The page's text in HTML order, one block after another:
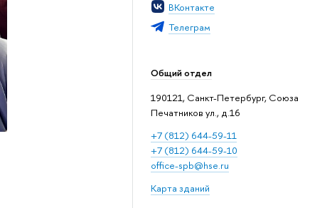
ВКонтакте
Телеграм
Общий отдел
190121, Санкт-Петербург, Союза
Печатников ул., д.16
+7 (812) 644-59-11
+7 (812) 644-59-10
office-spb@hse.ru
Карта зданий